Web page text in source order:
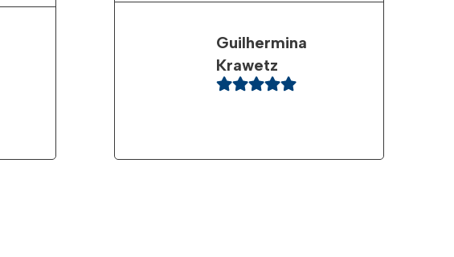
Guilhermina
Krawetz